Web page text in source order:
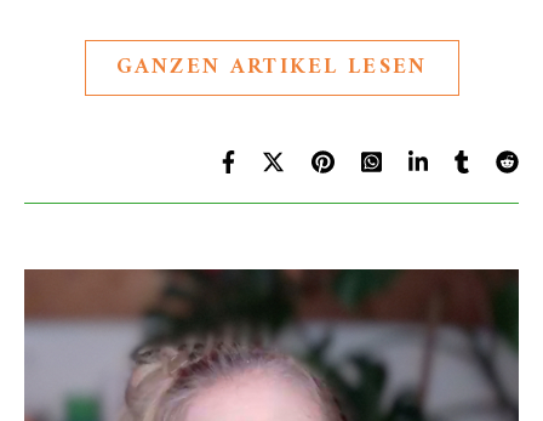
GANZEN ARTIKEL LESEN